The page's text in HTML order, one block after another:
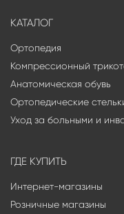
КАТАЛОГ
Ортопедия
Компрессионный
Анатомическая обувь
Ортопедические
Уход за больными и
ГДЕ КУПИТЬ
Интернет-магазины
Розничные магазины